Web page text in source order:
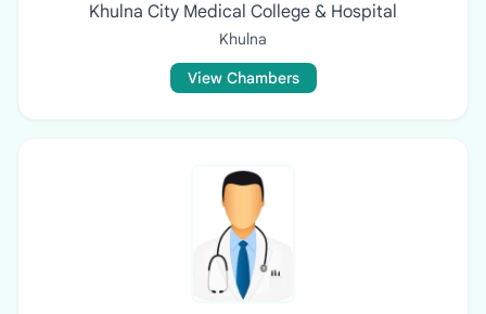
Khulna City Medical College & Hospital
Khulna
View Chambers